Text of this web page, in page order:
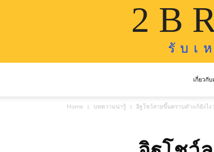
2 B
รั บ เ
เกี่ยวกับ
Home บทความน่ารู้ อิฐโชว์ลายขึ้นคราบดำแก้ยังไง